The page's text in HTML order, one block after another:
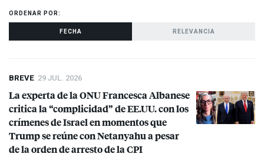
ORDENAR POR:
FECHA RELEVANCIA
BREVE 29 JUL. 2026
La experta de laONUFrancesca Albanese
critica la “complicidad” de EE.UU. con los
crímenes de Israel en momentos que
Trump se reúne con Netanyahu a pesar
de la orden de arresto de laCPI